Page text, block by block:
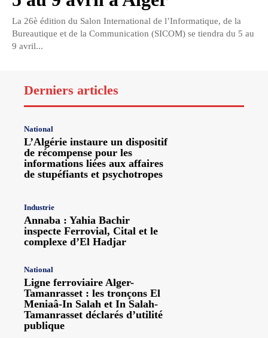
La 26è édition du Salon International de l’Informatique, de la
Bureautique et de la Communication (SICOM) se tiendra du 5 au
9 avril...
Derniers articles
National
L’Algérie instaure un dispositif
de récompense pour les
informations liées aux affaires
de stupéfiants et psychotropes
Industrie
Annaba : Yahia Bachir
inspecte Ferrovial, Cital et le
complexe d’El Hadjar
National
Ligne ferroviaire Alger-
Tamanrasset : les tronçons El
Meniaâ-In Salah et In Salah-
Tamanrasset déclarés d’utilité
publique